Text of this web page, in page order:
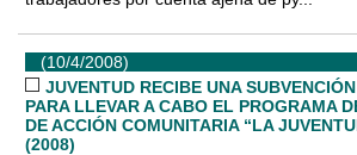
(10/4/2008)
JUVENTUD RECIBE UNA
PARA LLEVAR A CABO EL PROGRAMA
DE ACCIÓN COMUNITARIA “LA
(2008)